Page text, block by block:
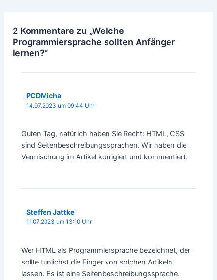
2 Kommentare zu „Welche
Programmiersprache sollten Anfänger
lernen?“
PCDMicha
14.07.2023 um 09:44 Uhr
Guten Tag, natürlich haben Sie Recht: HTML, CSS
sind Seitenbeschreibungssprachen. Wir haben die
Vermischung im Artikel korrigiert und kommentiert.
Steffen Jattke
11.07.2023 um 13:10 Uhr
Wer HTML als Programmiersprache bezeichnet, der
sollte tunlichst die Finger von solchen Artikeln
lassen. Es ist eine Seitenbeschreibungssprache.